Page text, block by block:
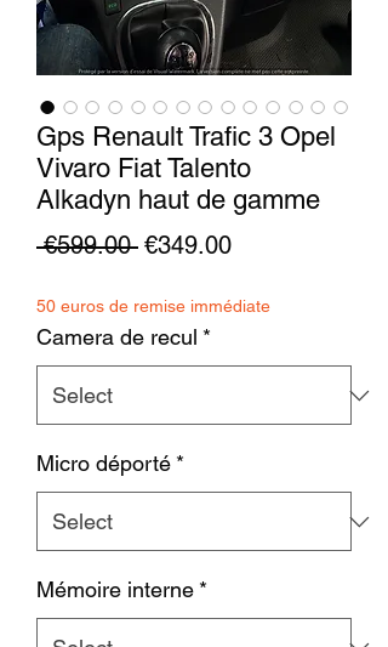
Gps Renault Trafic 3 Opel
Vivaro Fiat Talento
Alkadyn haut de gamme
€599.00 Regular
€349.00Sale
50 euros de remise immédiate
Camera de recul *
Micro déporté *
Mémoire interne *